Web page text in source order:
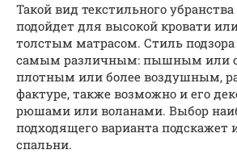
Такой вид текстильного
подойдет для высокой кровати
толстым матрасом. Стиль
самым различным: пышным или
плотным или более воздушным,
фактуре, также возможно и его
рюшами или воланами. Выбор
подходящего варианта подскажет
спальни.